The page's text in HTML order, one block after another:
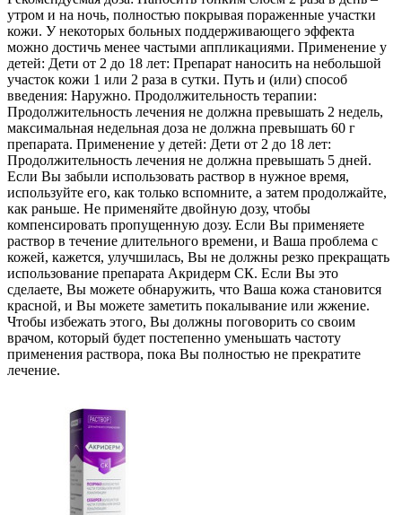
утром и на ночь, полностью покрывая пораженные участки
кожи. У некоторых больных поддерживающего эффекта
можно достичь менее частыми аппликациями. Применение у
детей: Дети от 2 до 18 лет: Препарат наносить на небольшой
участок кожи 1 или 2 раза в сутки. Путь и (или) способ
введения: Наружно. Продолжительность терапии:
Продолжительность лечения не должна превышать 2 недель,
максимальная недельная доза не должна превышать 60 г
препарата. Применение у детей: Дети от 2 до 18 лет:
Продолжительность лечения не должна превышать 5 дней.
Если Вы забыли использовать раствор в нужное время,
используйте его, как только вспомните, а затем продолжайте,
как раньше. Не применяйте двойную дозу, чтобы
компенсировать пропущенную дозу. Если Вы применяете
раствор в течение длительного времени, и Ваша проблема с
кожей, кажется, улучшилась, Вы не должны резко прекращать
использование препарата Акридерм СК. Если Вы это
сделаете, Вы можете обнаружить, что Ваша кожа становится
красной, и Вы можете заметить покалывание или жжение.
Чтобы избежать этого, Вы должны поговорить со своим
врачом, который будет постепенно уменьшать частоту
применения раствора, пока Вы полностью не прекратите
лечение.